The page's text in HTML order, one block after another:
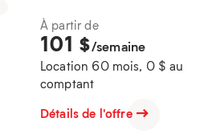
À partir de
101 $/semaine
Location 60 mois, 0 $ au
comptant
Détails de l'offre